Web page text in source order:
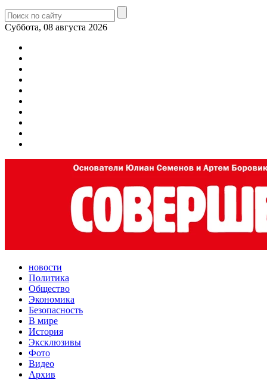
Суббота, 08 августа 2026
новости
Политика
Общество
Экономика
Безопасность
В мире
История
Эксклюзивы
Фото
Видео
Архив